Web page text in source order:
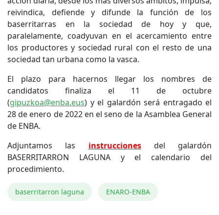
reivindica, defiende y difunde la función de los
baserritarras en la sociedad de hoy y que,
paralelamente, coadyuvan en el acercamiento entre
los productores y sociedad rural con el resto de una
sociedad tan urbana como la vasca.
El plazo para hacernos llegar los nombres de
candidatos finaliza el 11 de octubre
(gipuzkoa@enba.eus) y el galardón será entragado el
28 de enero de 2022 en el seno de la Asamblea General
de ENBA.
Adjuntamos las instruccionesdel galardón
BASERRITARRON LAGUNA y el calendario del
procedimiento.
baserritarron laguna ENARO-ENBA